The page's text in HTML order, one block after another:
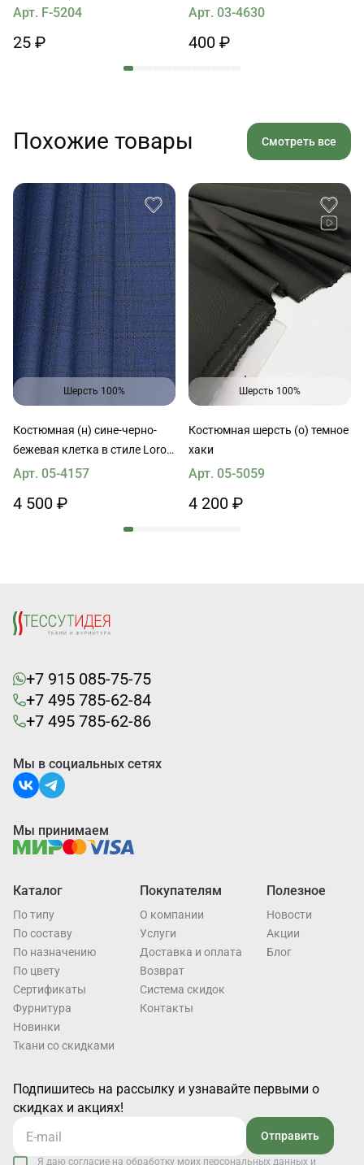
Арт. F-5204
25 ₽
Арт. 03-4630
400 ₽
Похожие товары Смотреть все
Шерсть 100%
Костюмная (н) сине-черно-
бежевая клетка в стиле Loro
Piana
Арт. 05-4157
4 500 ₽
Шерсть 100%
Костюмная шерсть (о) темное
хаки
Арт. 05-5059
4 200 ₽
+7 915 085-75-75
+7 495 785-62-84
+7 495 785-62-86
Каталог
По типу
По составу
По назначению
По цвету
Cертификаты
Фурнитура
Новинки
Ткани со скидками
Покупателям
О компании
Услуги
Доставка и оплата
Возврат
Система скидок
Контакты
Полезное
Новости
Акции
Блог
Подпишитесь на рассылку и узнавайте первыми о
скидках и акциях!
Отправить
Я даю согласие на обработку моих персональных данных и
Мы в социальных сетях
Мы принимаем